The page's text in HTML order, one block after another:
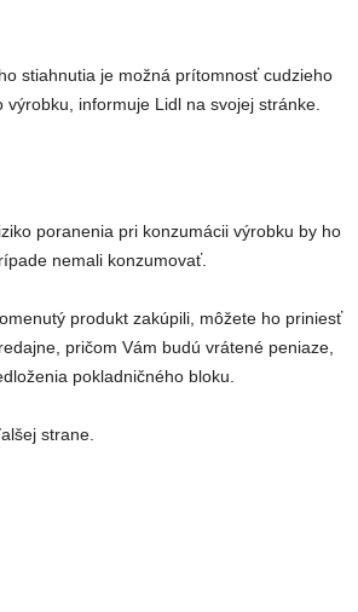
stiahnutia je možná prítomnosť cudzieho
informuje Lidl na svojej stránke.
poranenia pri konzumácii výrobku by ho
nemali konzumovať.
produkt zakúpili, môžete ho priniesť
pričom Vám budú vrátené peniaze,
pokladničného bloku.
strane.